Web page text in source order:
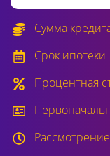
Сумма
Срок ипотеки
Процентная
Рассмотрение